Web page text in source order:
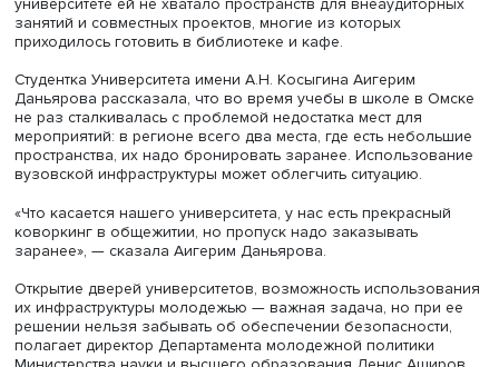
Чтобы решить эти проблемы, Артем Метелев предложил
создать единый цифровой сервис на портале
Министерства науки и высшего образования,
бронировать вузовские пространства в свободное от
время, подготовить соглашения между университетами
другими образовательными учреждениями о взаимном
использовании инфраструктуры и между вузами и
— для ее открытия.
Основатель и гендиректор Международного центра
восстановления истории семьи и генеалогического
Виктория Салтыкова отметила, что во время учебы в
занятий и совместных проектов, многие из которых
приходилось готовить в библиотеке и кафе.
Студентка Университета имени А.Н. Косыгина Аигерим